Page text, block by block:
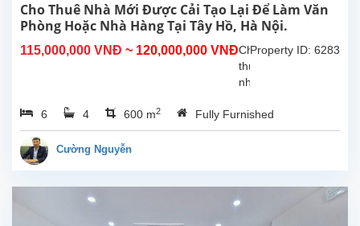
Cho Thuê Nhà Mới Được Cải Tạo Lại Để Làm Văn
Phòng Hoặc Nhà Hàng Tại Tây Hồ, Hà Nội.
115,000,000 VNĐ ~ 120,000,000 VNĐ Property ID: 6283
Cho
thuê
nhà
được
cải
6 4 600 m2 Fully Furnished
Cường Nguyễn